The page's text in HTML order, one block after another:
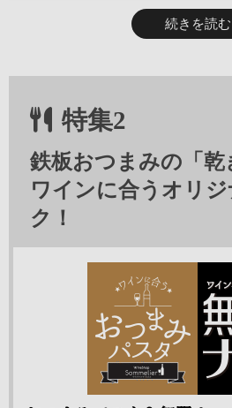
ワインとのマリアージュを考えてつ
難しい調理は不要、なのにお店のよ
盛り付けだけで、見た目にも
は、レストランのシェフが一つ一つ
パテだけでなく、ピクルスもついて
群なのが嬉しいポイント。突然の来
で食卓が華やぎます。
⇒ 松阪豚のパテドカ
続きを読む
特集2
鉄板おつまみの「乾
ワインに合うオリ
ク！